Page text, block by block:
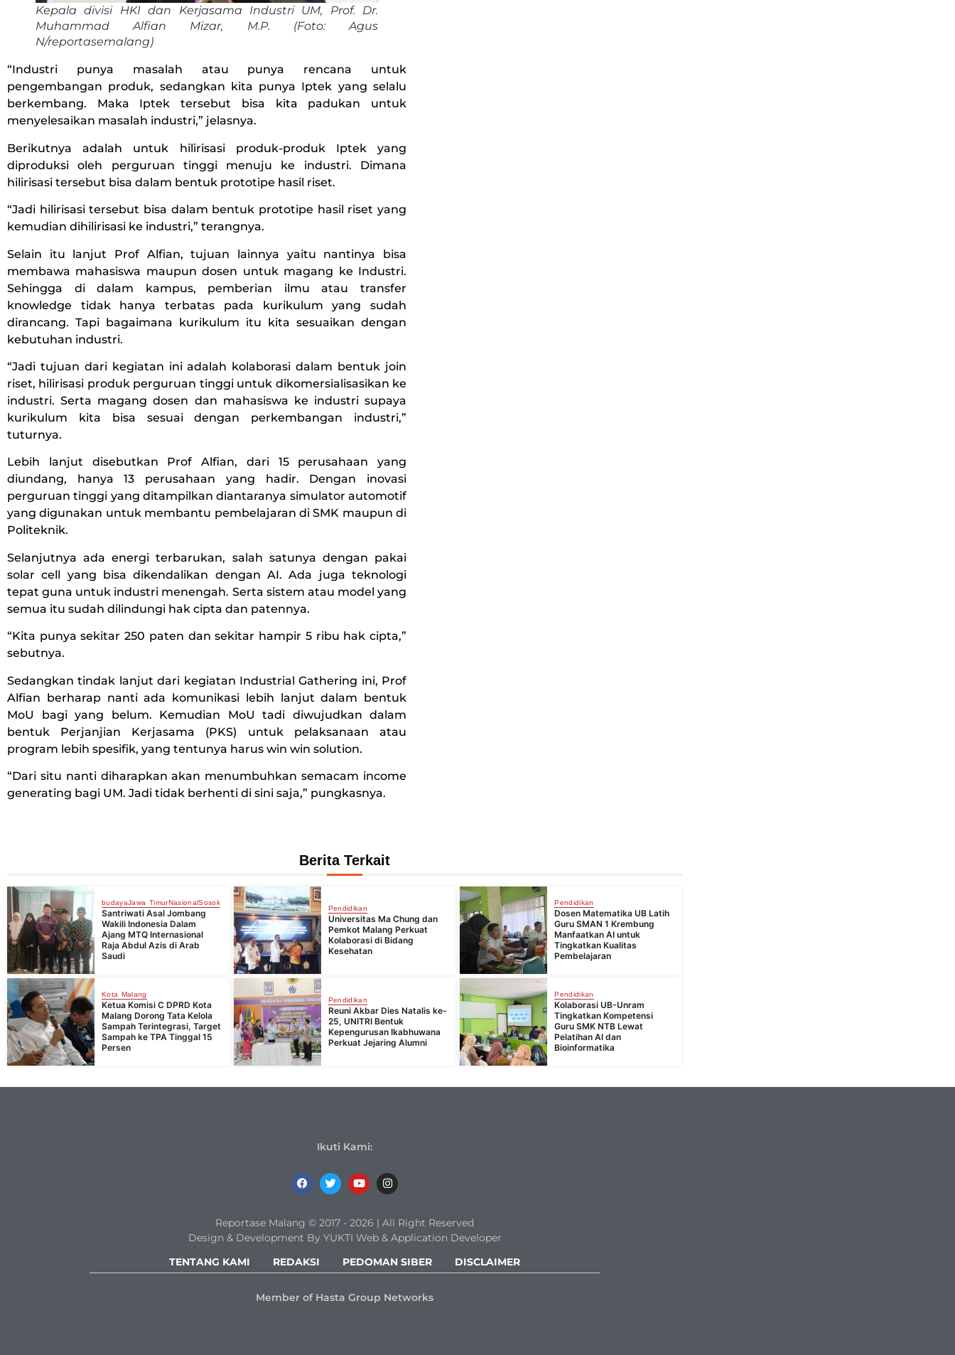
Kepala divisi HKI dan Kerjasama Industri UM, Prof. Dr.
Muhammad Alfian Mizar, M.P. (Foto: Agus
N/reportasemalang)
“Industri punya masalah atau punya rencana untuk
pengembangan produk, sedangkan kita punya Iptek yang selalu
berkembang. Maka Iptek tersebut bisa kita padukan untuk
menyelesaikan masalah industri,” jelasnya.
Berikutnya adalah untuk hilirisasi produk-produk Iptek yang
diproduksi oleh perguruan tinggi menuju ke industri. Dimana
hilirisasi tersebut bisa dalam bentuk prototipe hasil riset.
“Jadi hilirisasi tersebut bisa dalam bentuk prototipe hasil riset yang
kemudian dihilirisasi ke industri,” terangnya.
Selain itu lanjut Prof Alfian, tujuan lainnya yaitu nantinya bisa
membawa mahasiswa maupun dosen untuk magang ke Industri.
Sehingga di dalam kampus, pemberian ilmu atau transfer
knowledge tidak hanya terbatas pada kurikulum yang sudah
dirancang. Tapi bagaimana kurikulum itu kita sesuaikan dengan
kebutuhan industri.
“Jadi tujuan dari kegiatan ini adalah kolaborasi dalam bentuk join
riset, hilirisasi produk perguruan tinggi untuk dikomersialisasikan ke
industri. Serta magang dosen dan mahasiswa ke industri supaya
kurikulum kita bisa sesuai dengan perkembangan industri,”
tuturnya.
Lebih lanjut disebutkan Prof Alfian, dari 15 perusahaan yang
diundang, hanya 13 perusahaan yang hadir. Dengan inovasi
perguruan tinggi yang ditampilkan diantaranya simulator automotif
yang digunakan untuk membantu pembelajaran di SMK maupun di
Politeknik.
Selanjutnya ada energi terbarukan, salah satunya dengan pakai
solar cell yang bisa dikendalikan dengan AI. Ada juga teknologi
tepat guna untuk industri menengah. Serta sistem atau model yang
semua itu sudah dilindungi hak cipta dan patennya.
“Kita punya sekitar 250 paten dan sekitar hampir 5 ribu hak cipta,”
sebutnya.
Sedangkan tindak lanjut dari kegiatan Industrial Gathering ini, Prof
Alfian berharap nanti ada komunikasi lebih lanjut dalam bentuk
MoU bagi yang belum. Kemudian MoU tadi diwujudkan dalam
bentuk Perjanjian Kerjasama (PKS) untuk pelaksanaan atau
program lebih spesifik, yang tentunya harus win win solution.
“Dari situ nanti diharapkan akan menumbuhkan semacam income
generating bagi UM. Jadi tidak berhenti di sini saja,” pungkasnya.
Berita Terkait
budayaJawa TimurNasionalSosok
Santriwati Asal Jombang
Wakili Indonesia Dalam
Ajang MTQ Internasional
Raja Abdul Azis di Arab
Saudi
Pendidikan
Universitas Ma Chung dan
Pemkot Malang Perkuat
Kolaborasi di Bidang
Kesehatan
Pendidikan
Dosen Matematika UB Latih
Guru SMAN 1 Krembung
Manfaatkan AI untuk
Tingkatkan Kualitas
Pembelajaran
Kota Malang
Ketua Komisi C DPRD Kota
Malang Dorong Tata Kelola
Sampah Terintegrasi, Target
Sampah ke TPA Tinggal 15
Persen
Pendidikan
Reuni Akbar Dies Natalis ke-
25, UNITRI Bentuk
Kepengurusan Ikabhuwana
Perkuat Jejaring Alumni
Pendidikan
Kolaborasi UB-Unram
Tingkatkan Kompetensi
Guru SMK NTB Lewat
Pelatihan AI dan
Bioinformatika
Ikuti Kami:
Reportase Malang © 2017 - 2026 | All Right Reserved
Design & Development By YUKTI Web & Application Developer
TENTANG KAMI
REDAKSI PEDOMAN SIBER DISCLAIMER
Member of Hasta Group Networks